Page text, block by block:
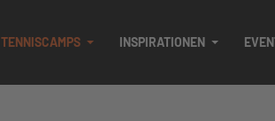
TENNISCAMPS INSPIRATIONEN